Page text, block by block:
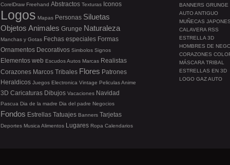
BANNERS GRUNGE
AUTO ANTIGUO
MUÑECAS
CALAVERA RSS
ESTRELLA 3D
HOMBRES DE
CORAZONES
MÁSCARA TRIBAL
ESTRELLAS EN 3D
LOGO GAZ AUTO
CorelDraw Freehand Abstractos Texturas Iconos
Logos Mapas Personas Siluetas
Objetos Animales Grunge Naturaleza
Manchas y Gotas Fechas especiales Formas
Ornamentos Decorativos Simbolos Signos
Elementos web EscudosAutos Marcas Realistas
Corazones Marcos Tribales Flores Patrones
Heraldicos Juegos Electronica Vintage PeliculasAnime
3D Caricaturas Dibujos Vacaciones Navidad
Pascua Dia de la madre Dia del padre Negocios
Fondos Estrellas Tatuajes Banners Tarjetas
Deportes Musica Alimentos Lugares Ropa Calendarios